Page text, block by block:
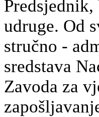
udruge. Od
stručno -
sredstava
Zavoda za